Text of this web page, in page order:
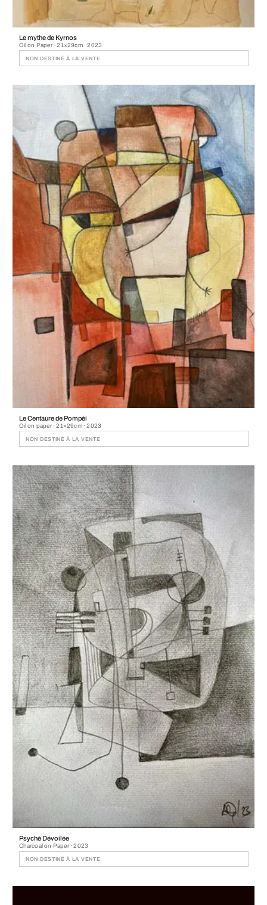
Le mythe de Kyrnos
Oil on Paper · 21×29cm · 2023
NON DESTINÉ À LA VENTE
Le Centaure de Pompéi
Oil on paper · 21×29cm · 2023
NON DESTINÉ À LA VENTE
Psyché Dévoilée
Charcoal on Paper · 2023
NON DESTINÉ À LA VENTE